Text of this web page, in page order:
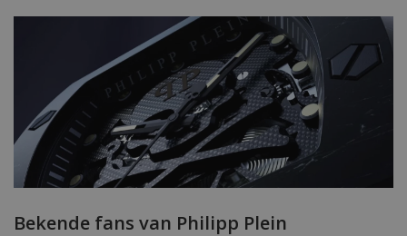
Bekende fans van Philipp Plein